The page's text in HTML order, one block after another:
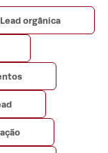
Lead orgânica